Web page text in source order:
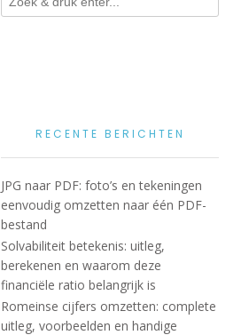
RECENTE BERICHTEN
JPG naar PDF: foto’s en tekeningen
eenvoudig omzetten naar één PDF-
bestand
Solvabiliteit betekenis: uitleg,
berekenen en waarom deze
financiële ratio belangrijk is
Romeinse cijfers omzetten: complete
uitleg, voorbeelden en handige